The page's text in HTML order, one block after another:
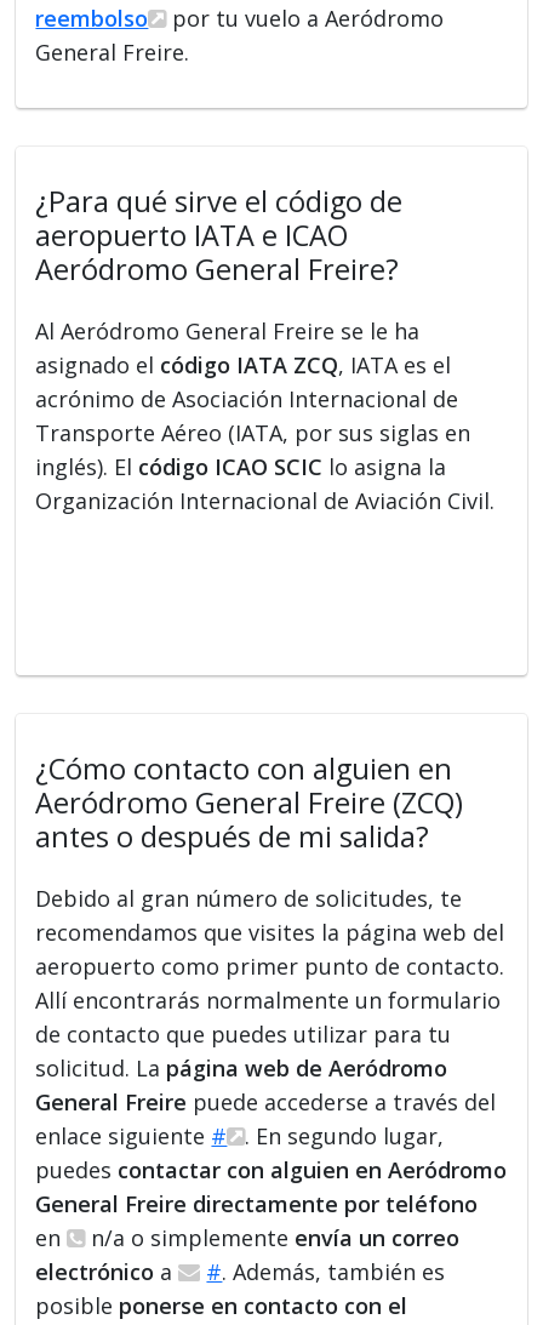
reembolso
por tu vuelo a Aeródromo
General Freire.
¿Para qué sirve el código de
aeropuerto IATA e ICAO
Aeródromo General Freire?
Al Aeródromo General Freire se le ha
asignado el código IATA ZCQ, IATA es el
acrónimo de Asociación Internacional de
Transporte Aéreo (IATA, por sus siglas en
inglés). El código ICAO SCIC lo asigna la
Organización Internacional de Aviación Civil.
¿Cómo contacto con alguien en
Aeródromo General Freire (ZCQ)
antes o después de mi salida?
Debido al gran número de solicitudes, te
recomendamos que visites la página web del
aeropuerto como primer punto de contacto.
Allí encontrarás normalmente un formulario
de contacto que puedes utilizar para tu
solicitud. La página web de Aeródromo
General Freire puede accederse a través del
enlace siguiente #
. En segundo lugar,
puedes contactar con alguien en Aeródromo
General Freire directamente por teléfono
en
n/a o simplemente envía un correo
electrónico a #. Además, también es
posible ponerse en contacto con el